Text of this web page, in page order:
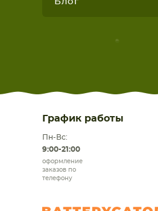
График работы
Пн-Вс:
9:00-21:00
оформление
заказов по
телефону